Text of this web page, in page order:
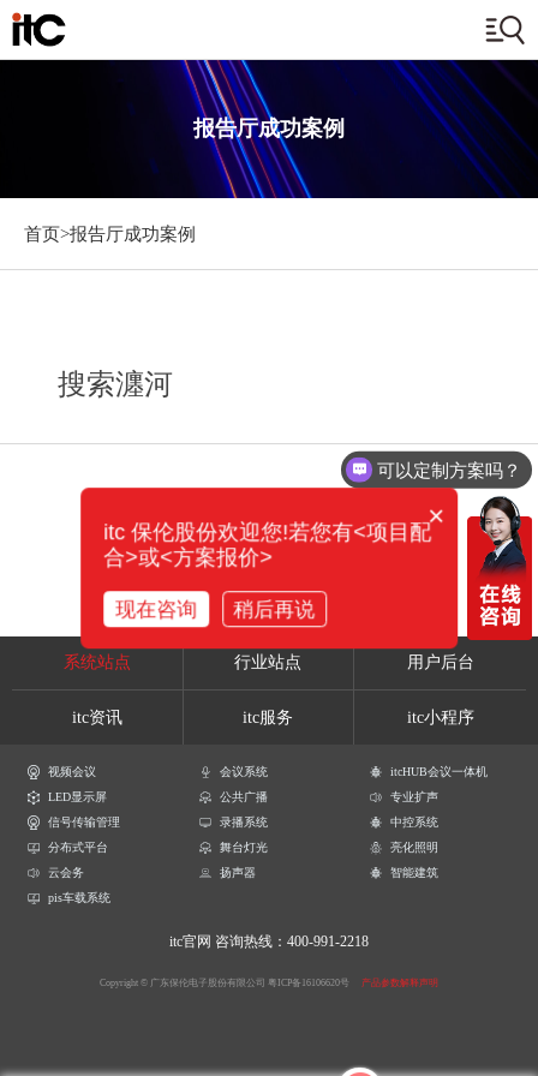
报告厅成功案例
首页>报告厅成功案例
搜索瀍河
系统站点 行业站点 用户后台
itc资讯 itc服务 itc小程序
视频会议 会议系统
itcHUB会议一体机
LED显示屏
公共广播
专业扩声
信号传输管理
录播系统
中控系统
分布式平台
舞台灯光
亮化照明
云会务
扬声器
智能建筑
pis车载系统
itc官网 咨询热线：400-991-2218
Copyright © 广东保伦电子股份有限公司 粤ICP备16106620号 产品参数解释声明
可以定制方案吗？
×
itc 保伦股份欢迎您!若您有<项目配
合>或<方案报价>
现在咨询 稍后再说